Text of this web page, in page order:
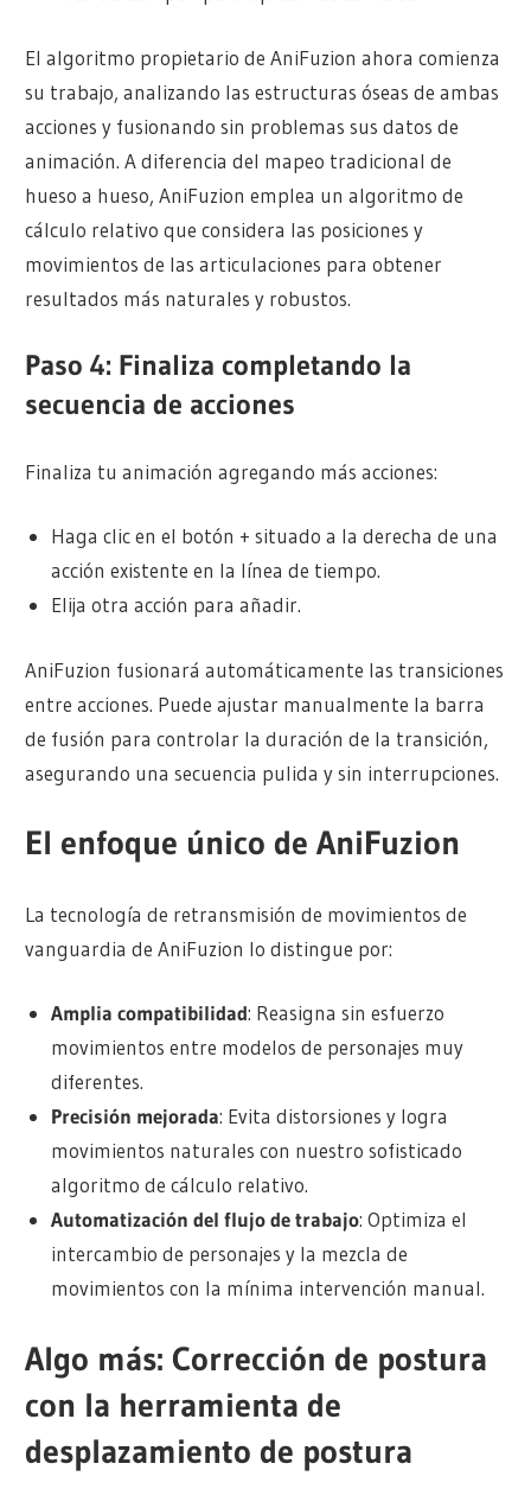
El algoritmo propietario de AniFuzion ahora comienza
su trabajo, analizando las estructuras óseas de ambas
acciones y fusionando sin problemas sus datos de
animación. A diferencia del mapeo tradicional de
hueso a hueso, AniFuzion emplea un algoritmo de
cálculo relativo que considera las posiciones y
movimientos de las articulaciones para obtener
resultados más naturales y robustos.
Paso 4: Finaliza completando la
secuencia de acciones
Finaliza tu animación agregando más acciones:
Haga clic en el botón + situado a la derecha de una
acción existente en la línea de tiempo.
Elija otra acción para añadir.
AniFuzion fusionará automáticamente las transiciones
entre acciones. Puede ajustar manualmente la barra
de fusión para controlar la duración de la transición,
asegurando una secuencia pulida y sin interrupciones.
El enfoque único de AniFuzion
La tecnología de retransmisión de movimientos de
vanguardia de AniFuzion lo distingue por:
Amplia compatibilidad: Reasigna sin esfuerzo
movimientos entre modelos de personajes muy
diferentes.
Precisión mejorada: Evita distorsiones y logra
movimientos naturales con nuestro sofisticado
algoritmo de cálculo relativo.
Automatización del flujo de trabajo: Optimiza el
intercambio de personajes y la mezcla de
movimientos con la mínima intervención manual.
Algo más: Corrección de postura
con la herramienta de
desplazamiento de postura